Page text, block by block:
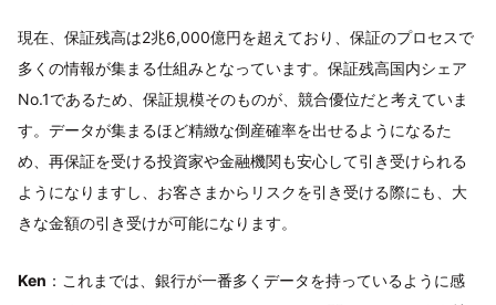
現在、保証残高は2兆6,000億円を超えており、保証のプロセスで
多くの情報が集まる仕組みとなっています。保証残高国内シェア
No.1であるため、保証規模そのものが、競合優位だと考えていま
す。データが集まるほど精緻な倒産確率を出せるようになるた
め、再保証を受ける投資家や金融機関も安心して引き受けられる
ようになりますし、お客さまからリスクを引き受ける際にも、大
きな金額の引き受けが可能になります。
Ken ：これまでは、銀行が一番多くデータを持っているように感